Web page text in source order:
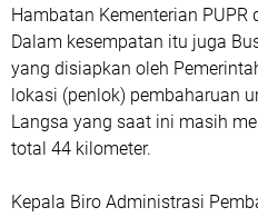
Hambatan Kementerian PUPR
Dalam kesempatan itu juga
yang disiapkan oleh
lokasi (penlok) pembaharuan
Langsa yang saat ini masih
total 44 kilometer.
Kepala Biro Administrasi